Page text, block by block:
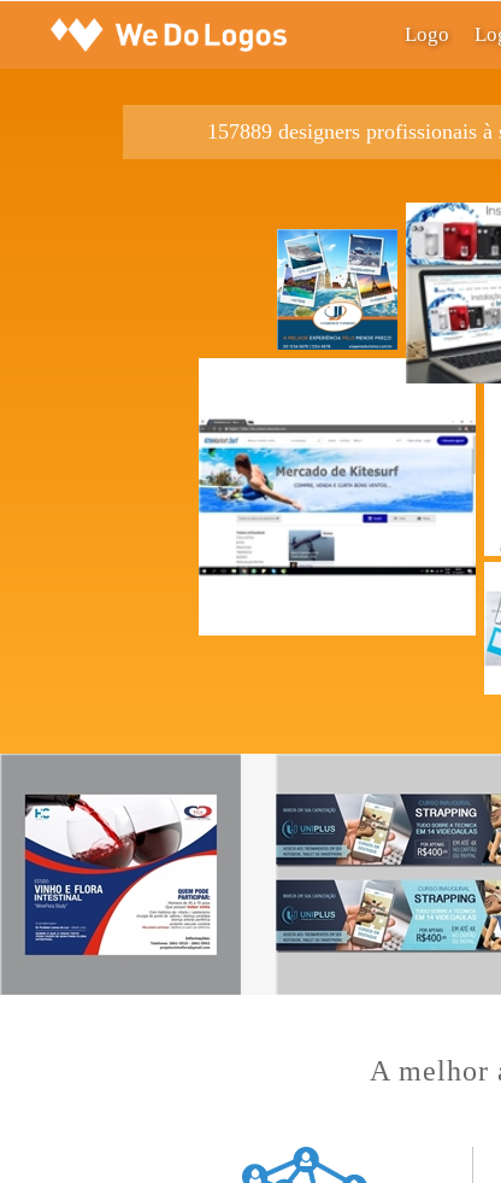
Logo
157889 designers profissionais
A melhor